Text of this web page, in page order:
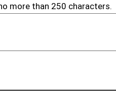
more than 250 characters.